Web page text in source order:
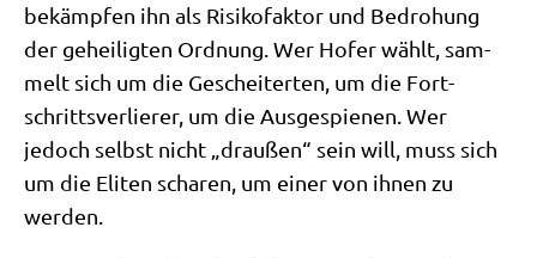
bekämp­fen ihn als Risi­ko­fak­tor und Bedro­hung
der gehei­lig­ten Ord­nung. Wer Hofer wählt, sam­
melt sich um die Geschei­ter­ten, um die Fort­
schritts­ver­lie­rer, um die Aus­ge­spie­nen. Wer
jedoch selbst nicht „drau­ßen“ sein will, muss sich
um die Eli­ten scha­ren, um einer von ihnen zu
werden.